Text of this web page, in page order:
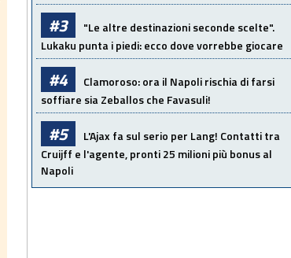
#3
"Le altre destinazioni seconde scelte".
Lukaku punta i piedi: ecco dove vorrebbe giocare
#4
Clamoroso: ora il Napoli rischia di farsi
soffiare sia Zeballos che Favasuli!
#5
L'Ajax fa sul serio per Lang! Contatti tra
Cruijff e l'agente, pronti 25 milioni più bonus al
Napoli